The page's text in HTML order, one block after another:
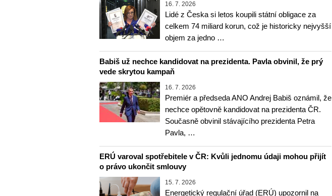
16. 7. 2026
Lidé z Česka si letos koupili státní obligace za
celkem 74 miliard korun, což je historicky nejvyšší
objem za jedno …
Babiš už nechce kandidovat na prezidenta. Pavla obvinil, že prý
vede skrytou kampaň
16. 7. 2026
Premiér a předseda ANO Andrej Babiš oznámil, že
nechce opětovně kandidovat na prezidenta ČR.
Současně obvinil stávajícího prezidenta Petra
Pavla, …
ERÚ varoval spotřebitele v ČR: Kvůli jednomu údaji mohou přijít
o právo ukončit smlouvy
15. 7. 2026
Energetický regulační úřad (ERÚ) upozornil na